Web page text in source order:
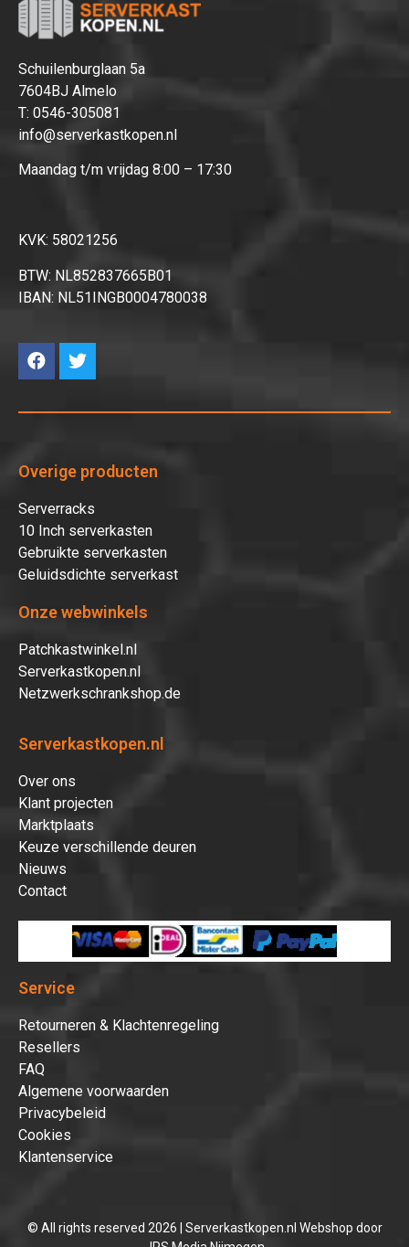
Schuilenburglaan 5a
7604BJ Almelo
T: 0546-305081
info@serverkastkopen.nl
Maandag t/m vrijdag 8:00 – 17:30
KVK: 58021256
BTW: NL852837665B01
IBAN: NL51INGB0004780038
Overige producten
Serverracks
10 Inch serverkasten
Gebruikte serverkasten
Geluidsdichte serverkast
Onze webwinkels
Patchkastwinkel.nl
Serverkastkopen.nl
Netzwerkschrankshop.de
Serverkastkopen.nl
Over ons
Klant projecten
Marktplaats
Keuze verschillende deuren
Nieuws
Contact
Service
Retourneren & Klachtenregeling
Resellers
FAQ
Algemene voorwaarden
Privacybeleid
Cookies
Klantenservice
© All rights reserved 2026 | Serverkastkopen.nl Webshop door